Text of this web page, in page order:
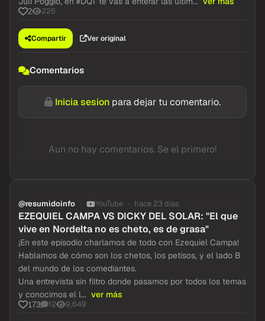
2 226
Compartir Ver original
Comentarios
Inicia sesion para dejar tu comentario.
Aun no hay comentarios. Se el primero!
@resumidoinfo YouTube hace 23 dias
EZEQUIEL CAMPA VS DICKY DEL SOLAR: "El que
vive en Nordelta no es cheto, es de grasa"
¡En este episodio charlamos de todo con Ezequiel Campa!
Hablamos de cómo son los chetos, los petisos, y el lado B
del mundo de los comediantes.
Una entrevista sin filtro donde pasamos por todos los temas
y conocimos el l... ver más
173 12 9,649